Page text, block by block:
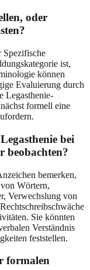
oder
Spezifische
ist,
können
Evaluierung durch
Legasthenie-
formell eine
bei
beobachten?
bemerken,
Wörtern,
Verwechslung von
Sie könnten
Verständnis
feststellen.
formalen